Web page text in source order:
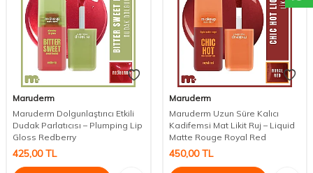
Maruderm
Maruderm Dolgunlaştırıcı Etkili
Dudak Parlatıcısı – Plumping Lip
Gloss Redberry
425,00TL
Maruderm
Maruderm Uzun Süre Kalıcı
Kadifemsi Mat Likit Ruj – Liquid
Matte Rouge Royal Red
450,00TL